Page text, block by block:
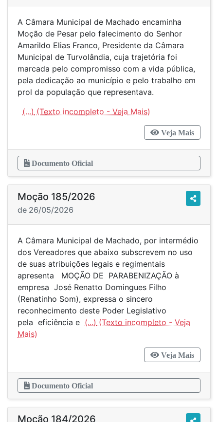
A Câmara Municipal de Machado encaminha
Moção de Pesar pelo falecimento do Senhor
Amarildo Elias Franco, Presidente da Câmara
Municipal de Turvolândia, cuja trajetória foi
marcada pelo compromisso com a vida pública,
pela dedicação ao município e pelo trabalho em
prol da população que representava.
(...)
Veja Mais
Documento Oficial
Moção 185/2026
de 26/05/2026
A Câmara Municipal de Machado, por intermédio
dos Vereadores que abaixo subscrevem no uso
de suas atribuições legais e regimentais
apresenta MOÇÃO DE PARABENIZAÇÃO à
empresa José Renatto Domingues Filho
(Renatinho Som), expressa o sincero
reconhecimento deste Poder Legislativo
pela eficiência e (...)
Veja Mais
Documento Oficial
Moção 184/2026